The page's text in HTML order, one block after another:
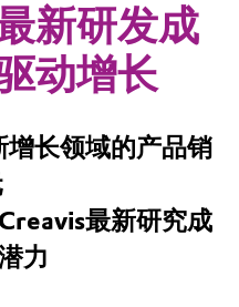
新研发成
动增长
长领域的产品销
最新研究成
力